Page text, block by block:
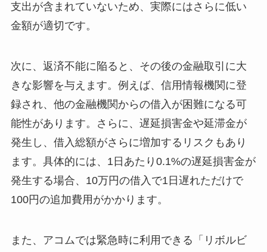
支出が含まれていないため、実際にはさらに低い
金額が適切です。
次に、返済不能に陥ると、その後の金融取引に大
きな影響を与えます。例えば、信用情報機関に登
録され、他の金融機関からの借入が困難になる可
能性があります。さらに、遅延損害金や延滞金が
発生し、借入総額がさらに増加するリスクもあり
ます。具体的には、1日あたり0.1%の遅延損害金が
発生する場合、10万円の借入で1日遅れただけで
100円の追加費用がかかります。
また、アコムでは緊急時に利用できる「リボルビ